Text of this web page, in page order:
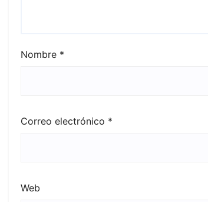
Nombre *
Correo electrónico *
Web